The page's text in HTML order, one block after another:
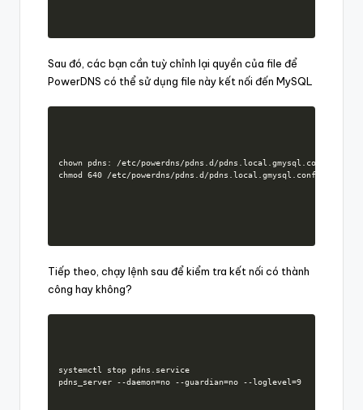
Sau đó, các bạn cần tuỳ chỉnh lại quyền của file để
PowerDNS có thể sử dụng file này kết nối đến MySQL
chown pdns: /etc/powerdns/pdns.d/pdns.local.gmysql.conf
chmod 640 /etc/powerdns/pdns.d/pdns.local.gmysql.conf
Tiếp theo, chạy lệnh sau để kiểm tra kết nối có thành
công hay không?
systemctl stop pdns.service
pdns_server --daemon=no --guardian=no --loglevel=9